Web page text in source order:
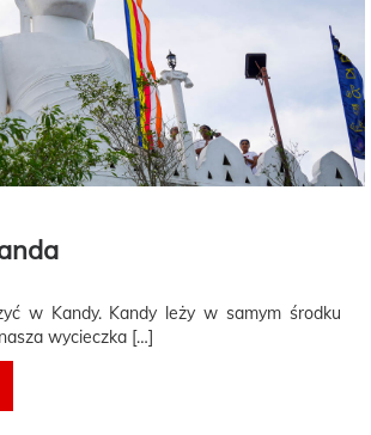
w Kandy. Kandy leży w samym środku
wycieczka […]